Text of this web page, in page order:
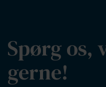
Spørg
gerne!